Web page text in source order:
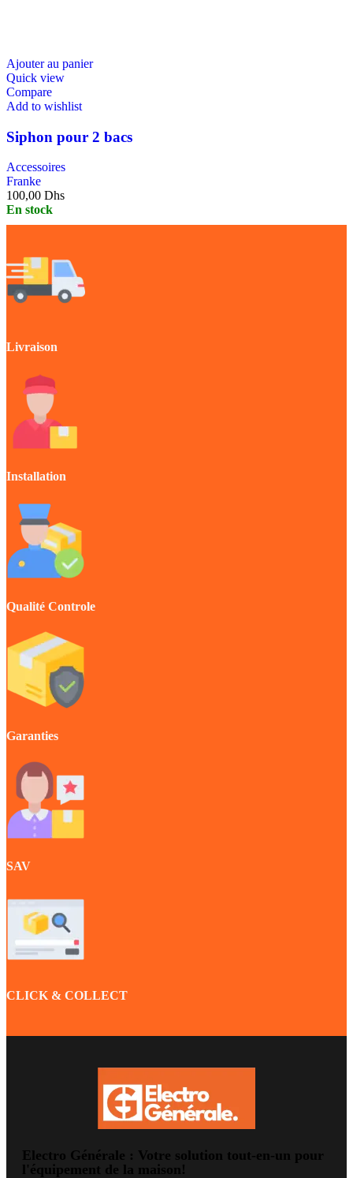
Ajouter au panier
Quick view
Compare
Add to wishlist
Siphon pour 2 bacs
Accessoires
Franke
100,00 Dhs
En stock
Livraison
Installation
Qualité Controle
Garanties
SAV
CLICK & COLLECT
Electro Générale : Votre solution tout-en-un pour
l'équipement de la maison!